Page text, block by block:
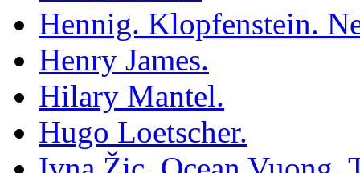
Hennig. Klopfenstein.
Henry James.
Hilary Mantel.
Hugo Loetscher.